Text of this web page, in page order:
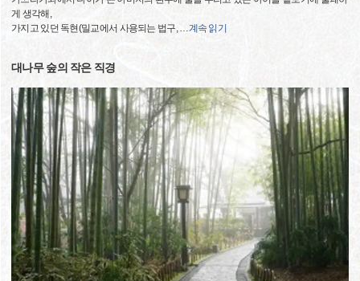
게 생각해,
가지고 있던 독현(밀교에서 사용되는 법구,…계속 읽기
대나무 숲의 작은 직경